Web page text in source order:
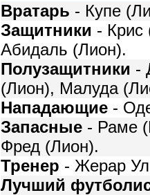
Вратарь - Купе
Защитники - Крис
Абидаль (Лион).
Полузащитники -
(Лион), Малуда
Нападающие-
Запасные- Раме
Фред (Лион).
Тренер - Жерар
Лучший